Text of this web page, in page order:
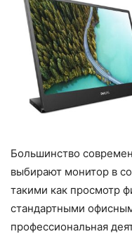
Большинство
выбирают монитор в
такими как просмотр
стандартными
профессиональная